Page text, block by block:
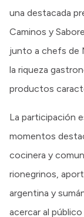
una destacada
Caminos y
junto a chefs de
la riqueza
productos
La participación
momentos
cocinera y
rionegrinos,
argentina y
acercar al